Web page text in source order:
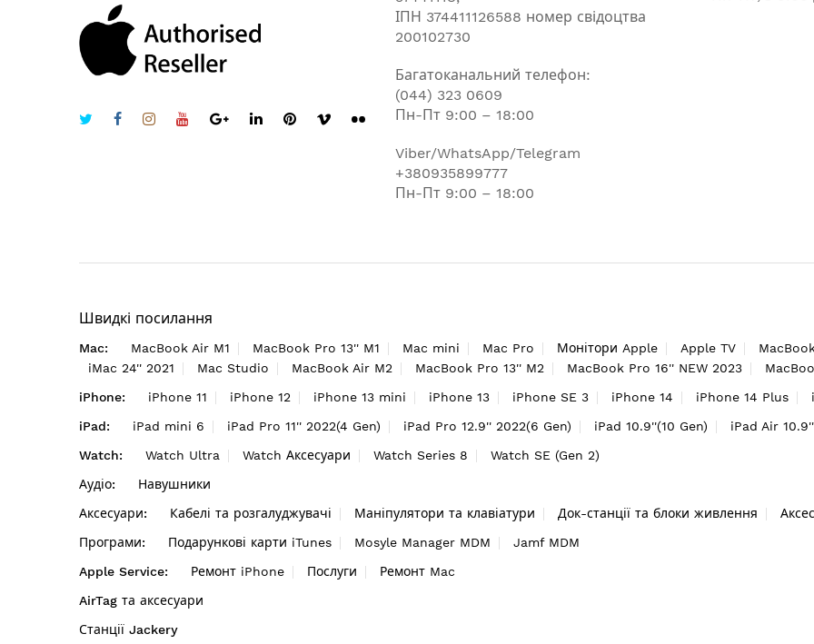
ІПН 374411126588 номер свідоцтва
200102730
Багатоканальний телефон:
(044) 323 0609
Пн-Пт 9:00 – 18:00
Viber/WhatsApp/Telegram
+380935899777
Пн-Пт 9:00 – 18:00
Швидкі посилання
Mac: MacBook Air M1 MacBook Pro 13'' M1 Mac mini Mac Pro Монітори Apple Apple TV
iMac 24'' 2021
Mac Studio MacBook Air M2 MacBook Pro 13'' M2 MacBook Pro 16'' NEW 2023
iPhone:
iPhone 11 iPhone 12 iPhone 13 mini iPhone 13 iPhone SE 3 iPhone 14 iPhone 14 Plus
iPad:
iPad mini 6 iPad Pro 11'' 2022(4 Gen) iPad Pro 12.9'' 2022(6 Gen) iPad 10.9''(10 Gen)
iPad Air
Watch:
Watch Ultra Watch Аксесуари Watch Series 8
Watch SE (Gen 2)
Аудіо:
Навушники
Аксесуари:
Кабелі та розгалуджувачі Маніпулятори та клавіатури Док-станції та блоки живлення
Програми:
Подарункові карти iTunes Mosyle Manager MDM
Jamf MDM
Apple Service:
Ремонт iPhone Послуги
Ремонт Mac
AirTag та аксесуари
Станції Jackery